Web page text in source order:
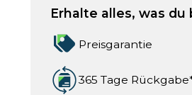
Erhalte alles, was
Preisgarantie
365 Tage